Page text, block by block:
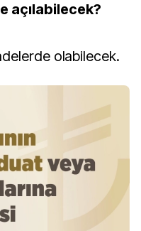
açılabilecek?
olabilecek.